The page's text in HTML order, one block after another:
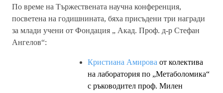
По време на Тържествената научна конференция,
посветена на годишнината, бяха присъдени три награди
за млади учени от Фондация „ Акад. Проф. д-р Стефан
Ангелов“:
Кристиана Амирова от колектива
на лаборатория по „Метаболомика“
с ръководител проф. Милен